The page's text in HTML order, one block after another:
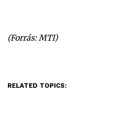
(Forrás: MTI)
RELATED TOPICS: